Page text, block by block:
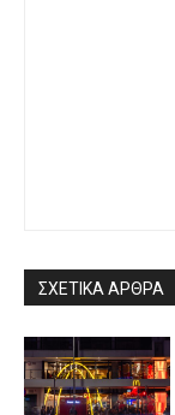
ΣΧΕΤΙΚΑ ΑΡΘΡΑ